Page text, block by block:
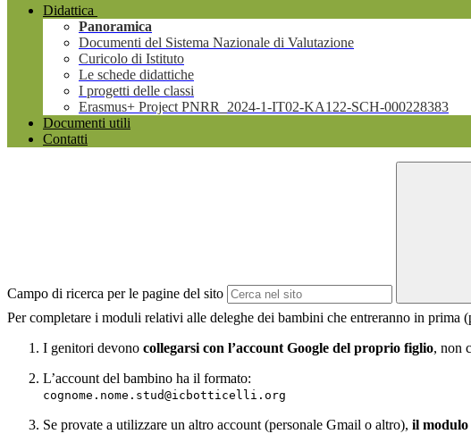
Didattica
Panoramica
Documenti del Sistema Nazionale di Valutazione
Curicolo di Istituto
Le schede didattiche
I progetti delle classi
Erasmus+ Project PNRR_2024-1-IT02-KA122-SCH-000228383
Documenti utili
Contatti
Campo di ricerca per le pagine del sito
Per completare i moduli relativi alle deleghe dei bambini che entreranno in prima
I genitori devono collegarsi con l’account Google del proprio figlio, non
L’account del bambino ha il formato:
cognome.nome.stud@icbotticelli.org
Se provate a utilizzare un altro account (personale Gmail o altro), il modulo